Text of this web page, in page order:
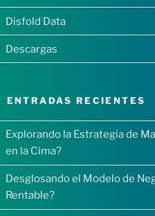
Disfold Data
Descargas
ENTRADAS RECIENTES
Explorando la Estrategia de
en la Cima?
Desglosando el Modelo de
Rentable?